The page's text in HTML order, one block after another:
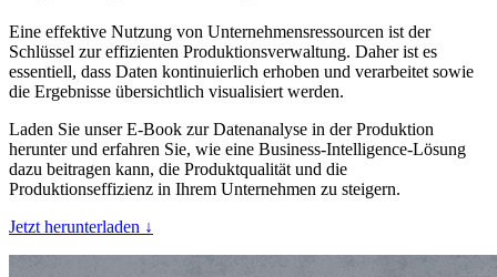
Eine effektive Nutzung von Unternehmensressourcen ist der
Schlüssel zur effizienten Produktionsverwaltung. Daher ist es
essentiell, dass Daten kontinuierlich erhoben und verarbeitet sowie
die Ergebnisse übersichtlich visualisiert werden.
Laden Sie unser E-Book zur Datenanalyse in der Produktion
herunter und erfahren Sie, wie eine Business-Intelligence-Lösung
dazu beitragen kann, die Produktqualität und die
Produktionseffizienz in Ihrem Unternehmen zu steigern.
Jetzt herunterladen ↓